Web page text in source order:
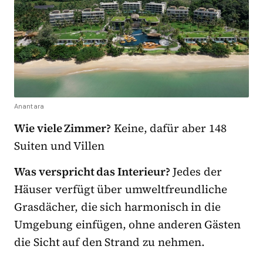
Anantara
Wie viele Zimmer? Keine, dafür aber 148
Suiten und Villen
Was verspricht das Interieur?Jedes der
Häuser verfügt über umweltfreundliche
Grasdächer, die sich harmonisch in die
Umgebung einfügen, ohne anderen Gästen
die Sicht auf den Strand zu nehmen.